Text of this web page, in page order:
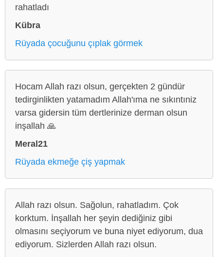
rahatladı
Kübra
Rüyada çocuğunu çıplak görmek
Hocam Allah razı olsun, gerçekten 2 gündür
tedirginlikten yatamadım Allah'ıma ne sıkıntıniz
varsa gidersin tüm dertlerinize derman olsun
inşallah 🙏
Meral21
Rüyada ekmeğe çiş yapmak
Allah razı olsun. Sağolun, rahatladım. Çok
korktum. İnşallah her şeyin dediğiniz gibi
olmasını seçiyorum ve buna niyet ediyorum, dua
ediyorum. Sizlerden Allah razı olsun.